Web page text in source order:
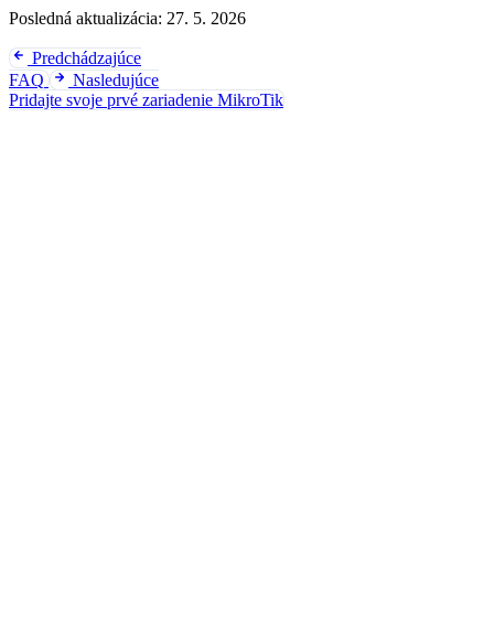
Posledná aktualizácia: 27. 5. 2026
Predchádzajúce
FAQ
Nasledujúce
Pridajte svoje prvé zariadenie MikroTik